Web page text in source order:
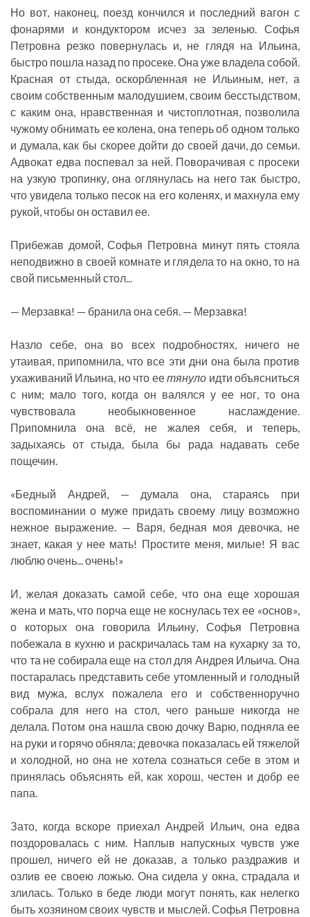
Но вот, наконец, поезд кончился и последний вагон с
фонарями и кондуктором исчез за зеленью. Софья
Петровна резко повернулась и, не глядя на Ильина,
быстро пошла назад по просеке. Она уже владела собой.
Красная от стыда, оскорбленная не Ильиным, нет, а
своим собственным малодушием, своим бесстыдством,
с каким она, нравственная и чистоплотная, позволила
чужому обнимать ее колена, она теперь об одном только
и думала, как бы скорее дойти до своей дачи, до семьи.
Адвокат едва поспевал за ней. Поворачивая с просеки
на узкую тропинку, она оглянулась на него так быстро,
что увидела только песок на его коленях, и махнула ему
рукой, чтобы он оставил ее.
Прибежав домой, Софья Петровна минут пять стояла
неподвижно в своей комнате и глядела то на окно, то на
свой письменный стол...
— Мерзавка! — бранила она себя. — Мерзавка!
Назло себе, она во всех подробностях, ничего не
утаивая, припомнила, что все эти дни она была против
ухаживаний Ильина, но что еетянуло идти объясниться
с ним; мало того, когда он валялся у ее ног, то она
чувствовала необыкновенное наслаждение.
Припомнила она всё, не жалея себя, и теперь,
задыхаясь от стыда, была бы рада надавать себе
пощечин.
«Бедный Андрей, — думала она, стараясь при
воспоминании о муже придать своему лицу возможно
нежное выражение. — Варя, бедная моя девочка, не
знает, какая у нее мать! Простите меня, милые! Я вас
люблю очень... очень!»
И, желая доказать самой себе, что она еще хорошая
жена и мать, что порча еще не коснулась тех ее «основ»,
о которых она говорила Ильину, Софья Петровна
побежала в кухню и раскричалась там на кухарку за то,
что та не собирала еще на стол для Андрея Ильича. Она
постаралась представить себе утомленный и голодный
вид мужа, вслух пожалела его и собственноручно
собрала для него на стол, чего раньше никогда не
делала. Потом она нашла свою дочку Варю, подняла ее
на руки и горячо обняла; девочка показалась ей тяжелой
и холодной, но она не хотела сознаться себе в этом и
принялась объяснять ей, как хорош, честен и добр ее
папа.
Зато, когда вскоре приехал Андрей Ильич, она едва
поздоровалась с ним. Наплыв напускных чувств уже
прошел, ничего ей не доказав, а только раздражив и
озлив ее своею ложью. Она сидела у окна, страдала и
злилась. Только в беде люди могут понять, как нелегко
быть хозяином своих чувств и мыслей. Софья Петровна